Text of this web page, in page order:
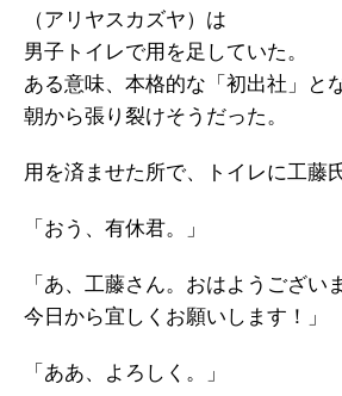
（アリヤスカズヤ）は
男子トイレで用を足していた。
ある意味、本格的な「初出社」と
朝から張り裂けそうだった。
用を済ませた所で、トイレに工藤
「おう、有休君。」
「あ、工藤さん。おはようござい
今日から宜しくお願いします！」
「ああ、よろしく。」